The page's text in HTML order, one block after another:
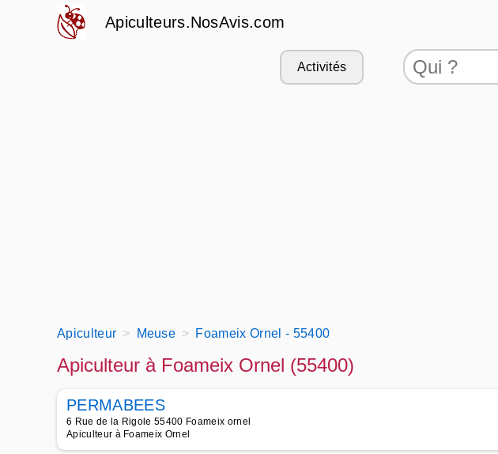
Apiculteurs.NosAvis.com
Activités
Apiculteur Meuse Foameix Ornel - 55400
Apiculteur à Foameix Ornel (55400)
PERMABEES
6 Rue de la Rigole 55400 Foameix ornel
Apiculteur à Foameix Ornel